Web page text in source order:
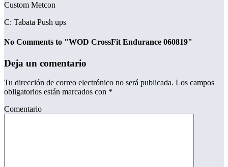
Custom Metcon
C: Tabata Push ups
No Comments to "WOD CrossFit Endurance 060819"
Deja un comentario
Tu dirección de correo electrónico no será publicada. Los campos
obligatorios están marcados con *
Comentario